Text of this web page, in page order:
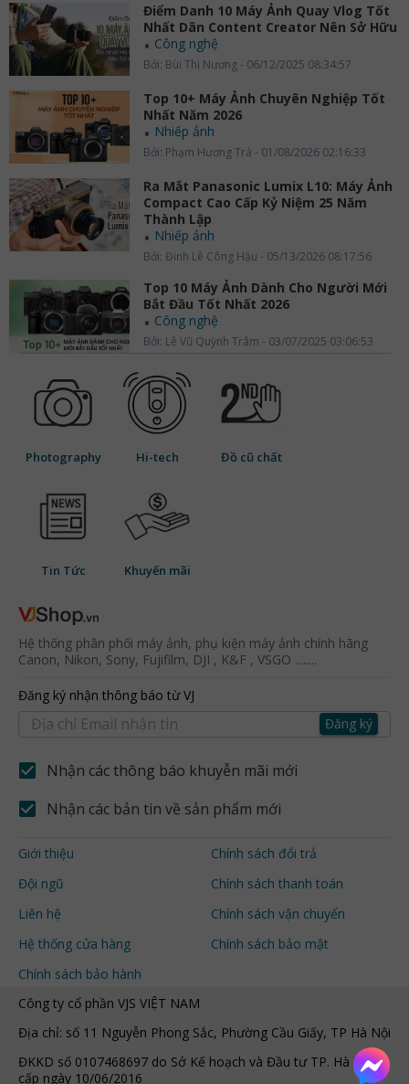
Điểm Danh 10 Máy Ảnh Quay Vlog Tốt
Nhất Dân Content Creator Nên Sở Hữu
Công nghệ
Bởi: Bùi Thị Nương - 06/12/2025 08:34:57
Top 10+ Máy Ảnh Chuyên Nghiệp Tốt
Nhất Năm 2026
Nhiếp ảnh
Bởi: Phạm Hương Trà - 01/08/2026 02:16:33
Ra Mắt Panasonic Lumix L10: Máy Ảnh
Compact Cao Cấp Kỷ Niệm 25 Năm
Thành Lập
Nhiếp ảnh
Bởi: Đinh Lê Công Hậu - 05/13/2026 08:17:56
Top 10 Máy Ảnh Dành Cho Người Mới
Bắt Đầu Tốt Nhất 2026
Công nghệ
Bởi: Lê Vũ Quỳnh Trâm - 03/07/2025 03:06:53
Photography Hi-tech Đồ cũ chất
Tin Tức Khuyến mãi
Hệ thống phân phối máy ảnh, phụ kiện máy ảnh chính hãng
Canon, Nikon, Sony, Fujifilm, DJI , K&F , VSGO ........
Đăng ký nhận thông báo từ VJ
Đăng ký
Nhận các thông báo khuyễn mãi mới
Nhận các bản tin về sản phẩm mới
Giới thiệu
Đội ngũ
Liên hệ
Hệ thống cửa hàng
Chính sách bảo hành
Chính sách đổi trả
Chính sách thanh toán
Chính sách vận chuyển
Chính sách bảo mật
Công ty cổ phần VJS VIỆT NAM
Địa chỉ: số 11 Nguyễn Phong Sắc, Phường Cầu Giấy, TP Hà Nội
ĐKKD số 0107468697 do Sở Kế hoạch và Đầu tư TP. Hà Nội
cấp ngày 10/06/2016